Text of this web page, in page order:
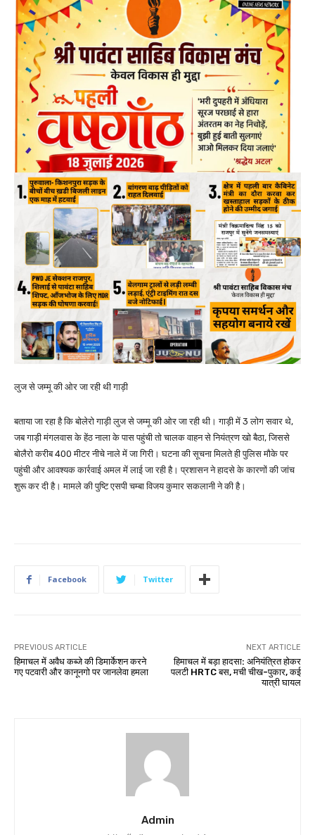
लुज से जम्मू की ओर जा रही थी गाड़ी
बताया जा रहा है कि बोलेरो गाड़ी लुज से जम्मू की ओर जा रही थी। गाड़ी में 3 लोग सवार थे,
जब गाड़ी मंगलवास के हेंठ नाला के पास पहुंची तो चालक वाहन से नियंत्रण खो बैठा, जिससे
बोलैरो करीब 400 मीटर नीचे नाले में जा गिरी। घटना की सूचना मिलते ही पुलिस मौके पर
पहुंची और आवश्यक कार्रवाई अमल में लाई जा रही है। प्रशासन ने हादसे के कारणों की जांच
शुरू कर दी है। मामले की पुष्टि एसपी चम्बा विजय कुमार सकलानी ने की है।
Facebook Twitter
PREVIOUS ARTICLE
हिमाचल में अवैध कब्जे की डिमार्केशन करने
गए पटवारी और कानूनगो पर जानलेवा हमला
NEXT ARTICLE
हिमाचल में बड़ा हादसा: अनियंत्रित होकर
पलटी HRTC बस, मची चीख-पुकार, कई
यात्री घायल
Admin